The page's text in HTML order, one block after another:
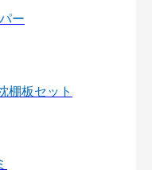
ー
棚板セット